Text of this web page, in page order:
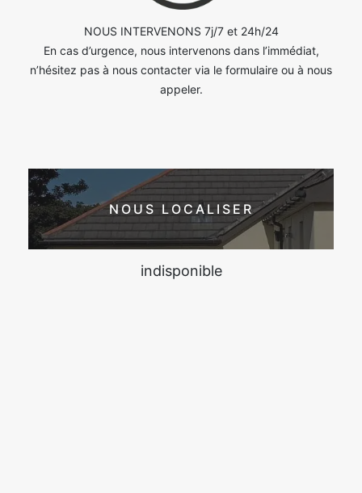
NOUS INTERVENONS 7j/7 et 24h/24
En cas d’urgence, nous intervenons dans l’immédiat,
n’hésitez pas à nous contacter via le formulaire ou à nous
appeler.
NOUS LOCALISER
indisponible